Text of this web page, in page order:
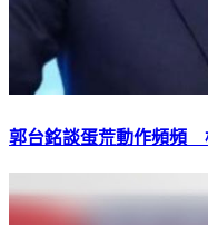
郭台銘談蛋荒動作頻頻